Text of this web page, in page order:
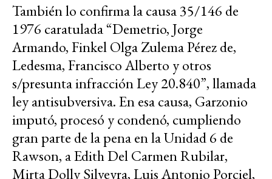
También lo confirma la causa 35/146 de
1976 caratulada “Demetrio, Jorge
Armando, Finkel Olga Zulema Pérez de,
Ledesma, Francisco Alberto y otros
s/presunta infracción Ley 20.840”, llamada
ley antisubversiva. En esa causa, Garzonio
imputó, procesó y condenó, cumpliendo
gran parte de la pena en la Unidad 6 de
Rawson, a Edith Del Carmen Rubilar,
Mirta Dolly Silveyra, Luis Antonio Porciel,